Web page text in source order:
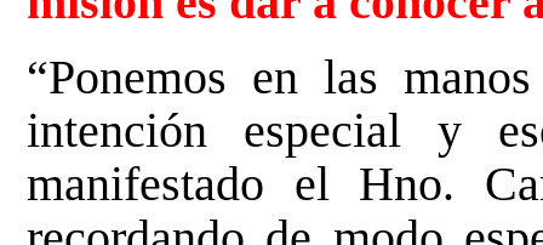
“Ponemos en las
intención especial y
manifestado el Hno.